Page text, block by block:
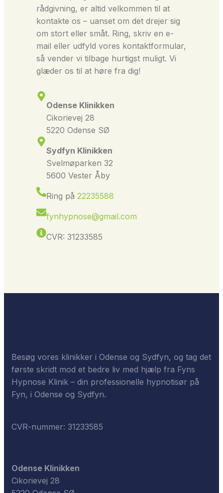
rådgivning, er altid velkommen til at
kontakte os – uanset om det drejer sig
om stort eller småt. Ring, skriv en e-
mail eller udfyld vores kontaktformular,
så vender vi tilbage hurtigst muligt. Vi
glæder os til at høre fra dig!
Odense Klinikken
Cikorievej 28
5220 Odense SØ
Sydfyn Klinikken
Svelmøparken 32
5600 Vester Åby
Ring på 22235588
fynhypnose@gmail.com
CVR: 31233585
Besøg vores klinikker i Odense og Sydfyn, og tag det
første skridt mod et bedre liv med hjælp fra Fyns
Hypnose Klinik – din professionelle hypnotisør på
Fyn, i Odense og Sydfyn.
CVR-nummer: 31233585
Odense Klinikken
Cikorievej 28